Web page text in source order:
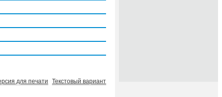
Текстовый вариант
для печати